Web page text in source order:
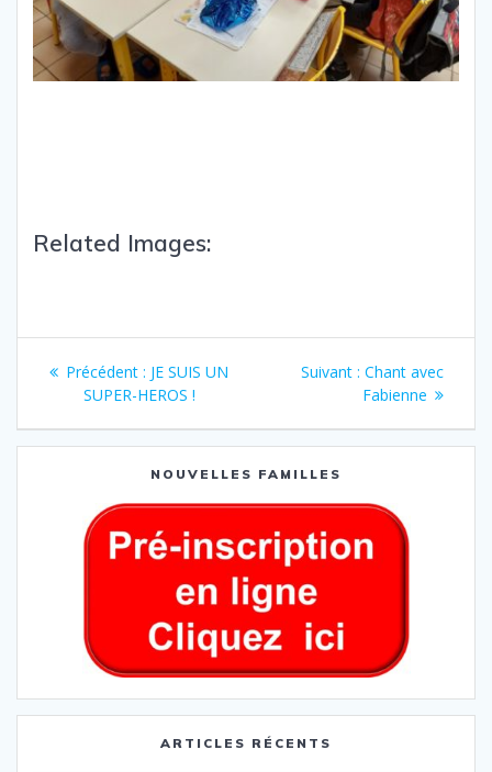
Related Images:
Précédent : JE SUIS UN
SUPER-HEROS !
Suivant : Chant avec
Fabienne
NOUVELLES FAMILLES
ARTICLES RÉCENTS